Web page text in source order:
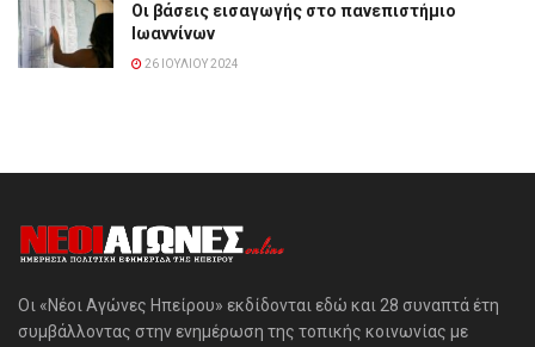
Οι βάσεις εισαγωγής στο πανεπιστήμιο
Ιωαννίνων
26 ΙΟΥΛΊΟΥ 2024
Οι «Νέοι Αγώνες Ηπείρου» εκδίδονται εδώ και 28 συναπτά έτη
συμβάλλοντας στην ενημέρωση της τοπικής κοινωνίας με